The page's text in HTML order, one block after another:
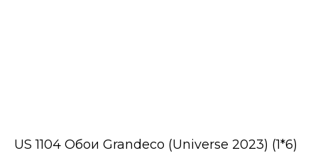
US 1104 Обои Grandeco (Universe 2023) (1*6)